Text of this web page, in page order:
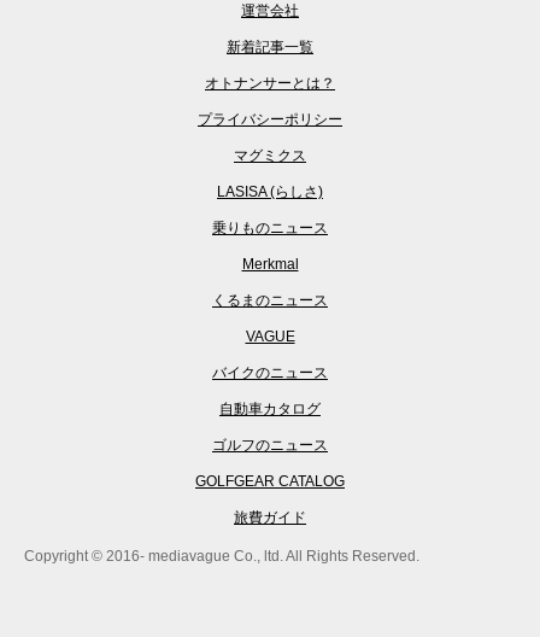
運営会社
新着記事一覧
オトナンサーとは？
プライバシーポリシー
マグミクス
LASISA (らしさ)
乗りものニュース
Merkmal
くるまのニュース
VAGUE
バイクのニュース
自動車カタログ
ゴルフのニュース
GOLFGEAR CATALOG
旅費ガイド
Copyright © 2016- mediavague Co., ltd. All Rights Reserved.